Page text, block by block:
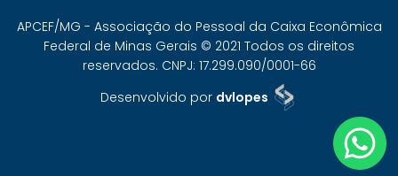
APCEF/MG - Associação do Pessoal da Caixa Econômica
Federal de Minas Gerais © 2021 Todos os direitos
reservados. CNPJ: 17.299.090/0001-66
Desenvolvido por dvlopes